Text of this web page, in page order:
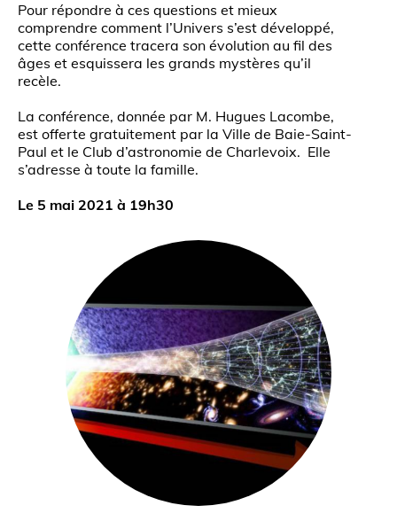
Pour répondre à ces questions et mieux
comprendre comment l’Univers s’est développé,
cette conférence tracera son évolution au fil des
âges et esquissera les grands mystères qu’il
recèle.
La conférence, donnée par M. Hugues Lacombe,
est offerte gratuitement par la Ville de Baie-Saint-
Paul et le Club d’astronomie de Charlevoix. Elle
s’adresse à toute la famille.
Le 5 mai 2021 à 19h30